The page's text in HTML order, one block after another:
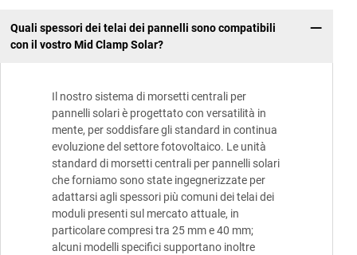
Quali spessori dei telai dei pannelli sono compatibili
con il vostro Mid Clamp Solar?
Il nostro sistema di morsetti centrali per
pannelli solari è progettato con versatilità in
mente, per soddisfare gli standard in continua
evoluzione del settore fotovoltaico. Le unità
standard di morsetti centrali per pannelli solari
che forniamo sono state ingegnerizzate per
adattarsi agli spessori più comuni dei telai dei
moduli presenti sul mercato attuale, in
particolare compresi tra 25 mm e 40 mm;
alcuni modelli specifici supportano inoltre